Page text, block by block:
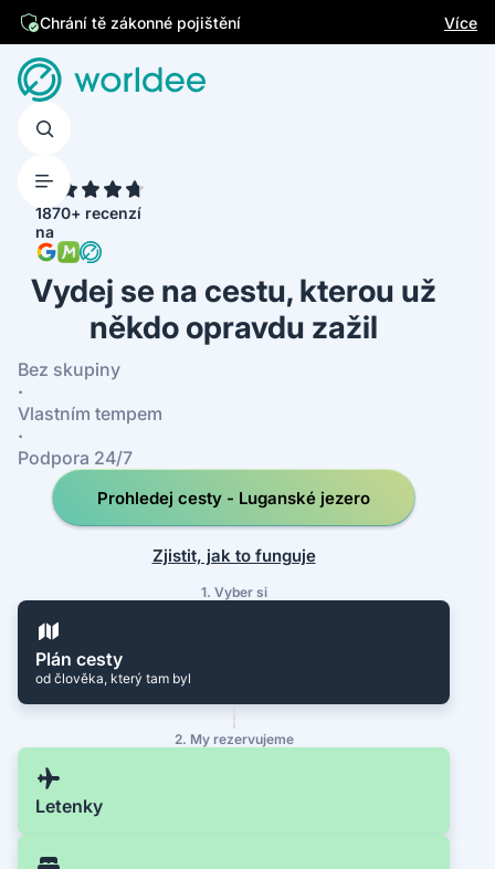
Jsme česká firma Více
1870+ recenzí
na
Vydej se na cestu, kterou už
někdo opravdu zažil
Bez skupiny
·
Vlastním tempem
·
Podpora 24/7
Prohledej cesty - Luganské jezero
Zjistit, jak to funguje
1. Vyber si
Plán cesty
od člověka, který tam byl
2. My rezervujeme
Letenky